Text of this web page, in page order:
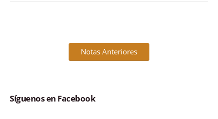
Notas Anteriores
Síguenos en Facebook